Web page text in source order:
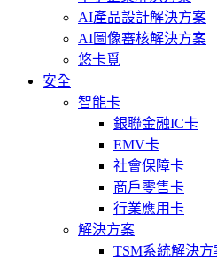
AI產品設計解決方案
AI圖像審核解決方案
悠卡覓
安全
智能卡
銀聯金融IC卡
EMV卡
社會保障卡
商戶零售卡
行業應用卡
解決方案
TSM系統解決方